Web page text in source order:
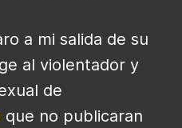
a mi salida de su
al violentador y
de
que no publicaran